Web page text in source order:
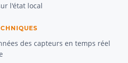
l'état local
des capteurs en temps réel